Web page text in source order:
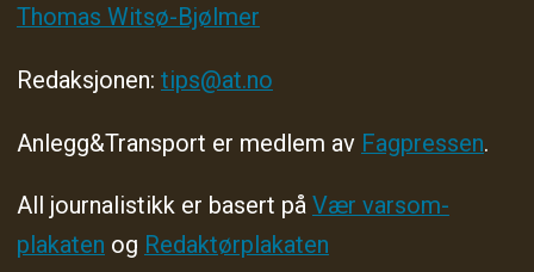
Thomas Witsø-Bjølmer
Redaksjonen: tips@at.no
Anlegg&Transport er medlem av Fagpressen.
All journalistikk er basert på Vær varsom-
plakaten og Redaktørplakaten